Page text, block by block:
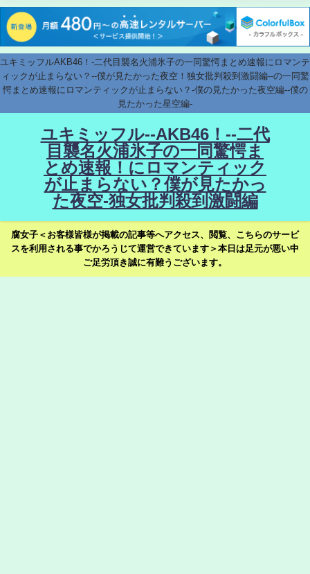
ユキミッフルAKB46！-二代目襲名火浦氷子の一同驚愕まとめ速報にロマンテ
ィックが止まらない？--僕が見たかった夜空！独女批判殺到激闘編--の一同驚
愕まとめ速報にロマンティックが止まらない？-僕の見たかった夜空編--僕の
見たかった星空編-
ユキミッフル--AKB46！--二代
目襲名火浦氷子の一同驚愕ま
とめ速報！にロマンティック
が止まらない？僕が見たかっ
た夜空-独女批判殺到激闘編
腐女子＜お客様皆様が掲載の記事等へアクセス、閲覧、こちらのサービ
スを利用される事でかろうじて運営できています＞本日は足元が悪い中
ご足労頂き誠に有難うございます。